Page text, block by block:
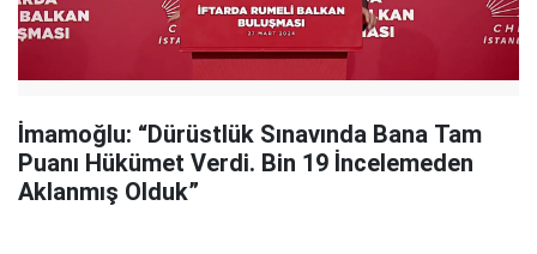
İmamoğlu: “Dürüstlük Sınavında Bana Tam
Puanı Hükümet Verdi. Bin 19 İncelemeden
Aklanmış Olduk”